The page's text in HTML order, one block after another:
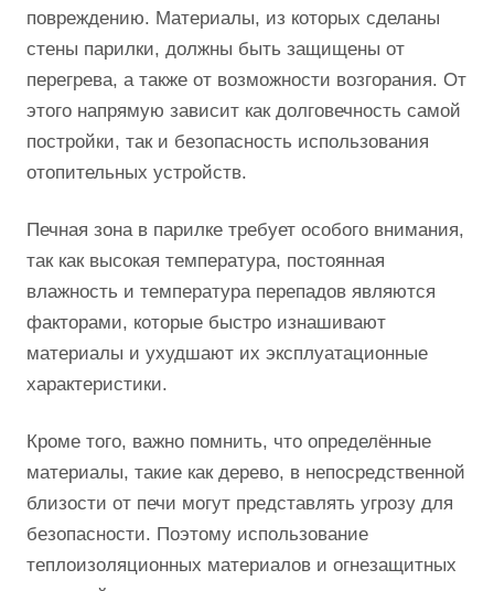
повреждению. Материалы, из которых сделаны
стены парилки, должны быть защищены от
перегрева, а также от возможности возгорания. От
этого напрямую зависит как долговечность самой
постройки, так и безопасность использования
отопительных устройств.
Печная зона в парилке требует особого внимания,
так как высокая температура, постоянная
влажность и температура перепадов являются
факторами, которые быстро изнашивают
материалы и ухудшают их эксплуатационные
характеристики.
Кроме того, важно помнить, что определённые
материалы, такие как дерево, в непосредственной
близости от печи могут представлять угрозу для
безопасности. Поэтому использование
теплоизоляционных материалов и огнезащитных